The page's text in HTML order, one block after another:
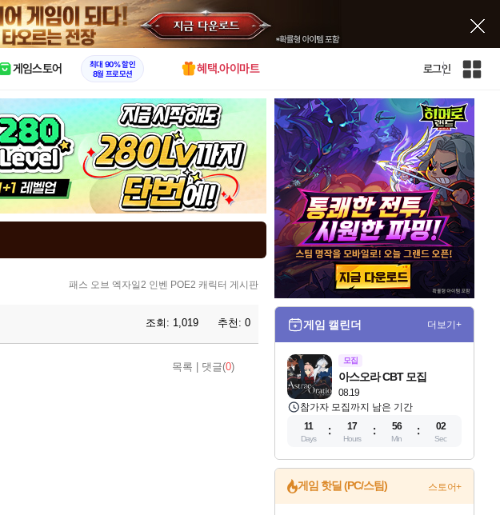
X
게임스토어
최대 90% 할인
8월 프로모션
혜택.아이마트 로그인
인
전
이
트
맵
패스 오브 엑자일2 인벤 POE2 캐릭터 게시판
조회: 1,019 추천: 0
목록 댓글(0)
게임 캘린더 더보기+
모집
08.19
아스오라 CBT 모집
참가자 모집까지 남은 기간
11
Days
17
Hours
56
Min
01
Sec
게임 핫딜 (PC/스팀) 스토어+